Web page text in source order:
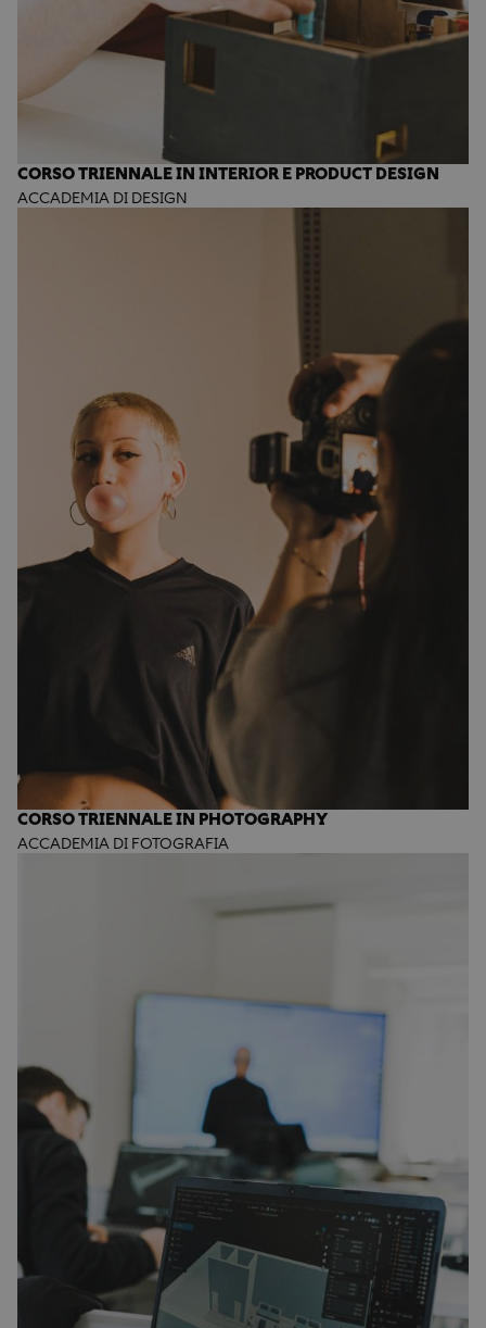
CORSO TRIENNALE IN INTERIOR E PRODUCT DESIGN
ACCADEMIA DI DESIGN
CORSO TRIENNALE IN PHOTOGRAPHY
ACCADEMIA DI FOTOGRAFIA